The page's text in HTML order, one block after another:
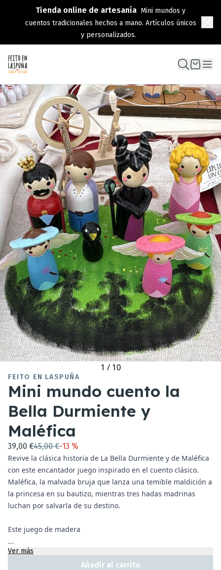
Tienda online de artesanía Mini mundos y
cuentos tradicionales hechos a mano. Artículos únicos
y personalizados.
1 / 10
FEITO EN LASPUÑA
Mini mundo cuento la
Bella Durmiente y
Maléfica
39,00 €45,00 €-13 %
Revive la clásica historia de La Bella Durmiente y de Maléfica
con este encantador juego inspirado en el cuento clásico.
Maléfica, la malvada bruja que lanza una temible maldición a
la princesa en su bautizo, mientras tres hadas madrinas
luchan por salvarla de su destino.
Este juego de madera
...
Ver más
Añadir al carrito